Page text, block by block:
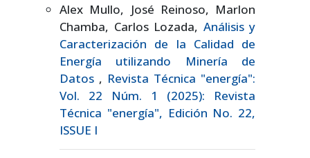
Alex Mullo, José Reinoso, Marlon
Chamba, Carlos Lozada, Análisis y
Caracterización de la Calidad de
Energía utilizando Minería de
Datos , Revista Técnica "energía":
Vol. 22 Núm. 1 (2025): Revista
Técnica "energía", Edición No. 22,
ISSUE I